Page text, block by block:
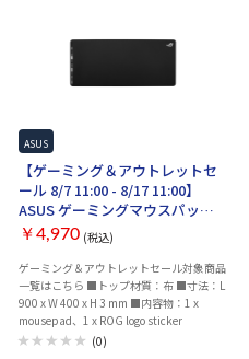
Air」 ・8コアCPU、10コアGPUを採用
し、メモリー8GB、ストレージ256GB。
・最も速いIntelベースの「MacBook Air」
ピーカーサウンドシステムを採用。 ・バ
ッテリー駆動時間は最大18時間。MagSafe
充電、アクセサリーと最大6Kの 外部ディ
スプレイを接続できる ・2基の
Thunderbolt、3.5mmヘッドホンジャック
を装備。 発売時期：Mid 2023 CPU：
Apple M2チップ 8コア メモリ容量：8GB
2880x1864 ディスプレイ：Liquid Retina
ディスプレイ ストレージ容量：SSD：
256GB ビデオチップ：Apple M2チップ
10コアGPU 16コアNeural Engine インタ
ーフェース：Thunderbolt/USB4 Type-C
ASUS
【ゲーミング＆アウトレットセ
ール 8/7 11:00 - 8/17 11:00】
ASUS ゲーミングマウスパッド
[ROG/HONE/ACE/XXL]
￥4,970 (税込)
ゲーミング＆アウトレットセール対象商品
一覧はこちら ■トップ材質：布 ■寸法：L
900 x W 400 x H 3 mm ■内容物：1 x
mousepad、1 x ROG logo sticker
(0)